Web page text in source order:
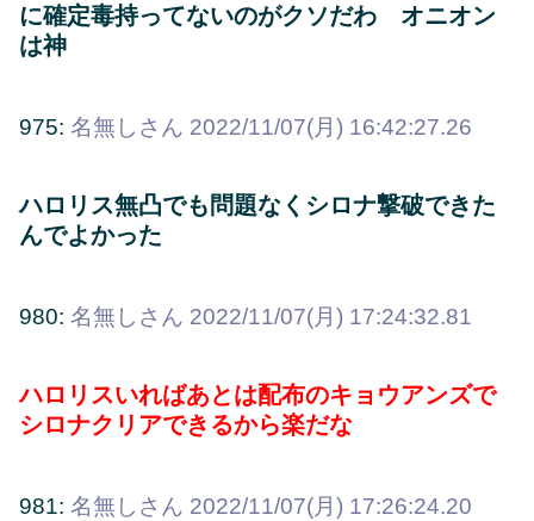
に確定毒持ってないのがクソだわ オニオン
は神
975: 名無しさん 2022/11/07(月) 16:42:27.26
ハロリス無凸でも問題なくシロナ撃破できた
んでよかった
980: 名無しさん 2022/11/07(月) 17:24:32.81
ハロリスいればあとは配布のキョウアンズで
シロナクリアできるから楽だな
981: 名無しさん 2022/11/07(月) 17:26:24.20